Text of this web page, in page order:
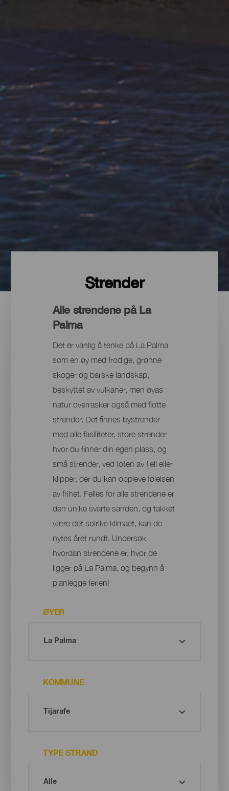
Strender
Alle strendene på La
Palma
Det er vanlig å tenke på La Palma
som en øy med frodige, grønne
skoger og barske landskap,
beskyttet av vulkaner, men øyas
natur overrasker også med flotte
strender. Det finnes bystrender
med alle fasiliteter, store strender
hvor du finner din egen plass, og
små strender, ved foten av fjell eller
klipper, der du kan oppleve følelsen
av frihet. Felles for alle strendene er
den unike svarte sanden, og takket
være det solrike klimaet, kan de
nytes året rundt. Undersøk
hvordan strendene er, hvor de
ligger på La Palma, og begynn å
planlegge ferien!
ØYER
KOMMUNE
TYPE STRAND